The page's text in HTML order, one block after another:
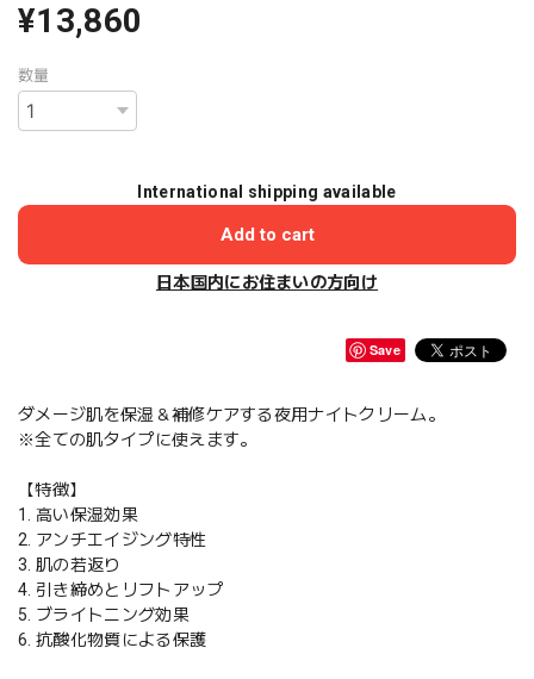
¥13,860
数量
International shipping available
Add to cart
日本国内にお住まいの方向け
Save
ダメージ肌を保湿＆補修ケアする夜用ナイトクリーム。
※全ての肌タイプに使えます。
【特徴】
1. 高い保湿効果
2. アンチエイジング特性
3. 肌の若返り
4. 引き締めとリフトアップ
5. ブライトニング効果
6. 抗酸化物質による保護